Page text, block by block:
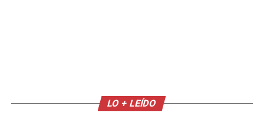
LO + LEÍDO